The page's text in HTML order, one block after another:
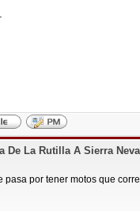
De La Rutilla A Sierra
por tener motos que